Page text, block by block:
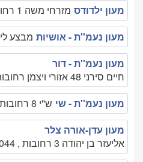
מעון ילדודס מזרחי משה 1 רחובות , 089350093
מעון נעמ''ת - אושיות מבצע ליטני 6 רחובות ,
מעון נעמ''ת - דור
חיים סירני 48 אזורי ויצמן רחובות , 089473889
מעון נעמ''ת - שי ש''י 8 רחובות , 089473567
מעון עדן-אורה צלר
אליעזר בן יהודה 3 רחובות , 089466044